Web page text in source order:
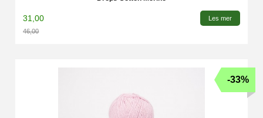
31,00
46,00
Les mer
-33%